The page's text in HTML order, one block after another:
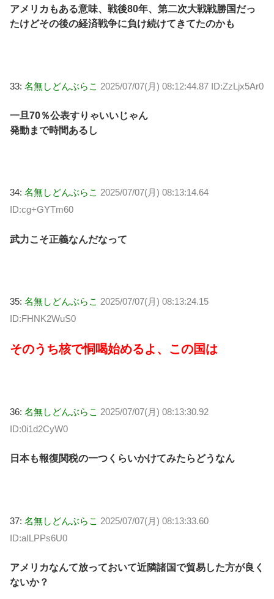
アメリカもある意味、戦後80年、第二次大戦戦勝国だっ
たけどその後の経済戦争に負け続けてきてたのかも
33: 名無しどんぶらこ 2025/07/07(月) 08:12:44.87 ID:ZzLjx5Ar0
一旦70％公表すりゃいいじゃん
発動まで時間あるし
34: 名無しどんぶらこ 2025/07/07(月) 08:13:14.64
ID:cg+GYTm60
武力こそ正義なんだなって
35: 名無しどんぶらこ 2025/07/07(月) 08:13:24.15
ID:FHNK2WuS0
そのうち核で恫喝始めるよ、この国は
36: 名無しどんぶらこ 2025/07/07(月) 08:13:30.92
ID:0i1d2CyW0
日本も報復関税の一つくらいかけてみたらどうなん
37: 名無しどんぶらこ 2025/07/07(月) 08:13:33.60
ID:aILPPs6U0
アメリカなんて放っておいて近隣諸国で貿易した方が良く
ないか？